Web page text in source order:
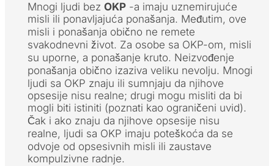
Mnogi ljudi bez OKP -a imaju uznemirujuće
misli ili ponavljajuća ponašanja. Međutim, ove
misli i ponašanja obično ne remete
svakodnevni život. Za osobe sa OKP-om, misli
su uporne, a ponašanje kruto. Neizvođenje
ponašanja obično izaziva veliku nevolju. Mnogi
ljudi sa OKP znaju ili sumnjaju da njihove
opsesije nisu realne; drugi mogu misliti da bi
mogli biti istiniti (poznati kao ograničeni uvid).
Čak i ako znaju da njihove opsesije nisu
realne, ljudi sa OKP imaju poteškoća da se
odvoje od opsesivnih misli ili zaustave
kompulzivne radnje.